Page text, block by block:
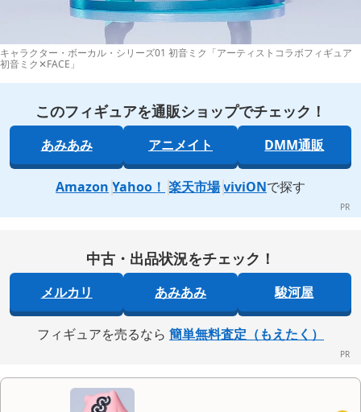
キャラクター・ボーカル・シリーズ01 初音ミク「アーティストコラボフィギュア
初音ミク✕FACE」
このフィギュアを通販ショップでチェック！
あみあみ アニメイト DMM通販
Amazon Yahoo！ 楽天市場 viviONで探す
中古・出品状況をチェック！
メルカリ あみあみ 駿河屋
フィギュアを売るなら 簡単無料査定（もえたく）